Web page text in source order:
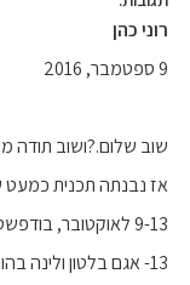
רוני כהן
9 ספטמבר, 2016
שוב שלום.?ושוב תודה
אז נבנתה תכנית כמעט
9-13 לאוקטובר, בודפשט כולל כיפור בקהילה היהודית.
13- אגם בלטון ולינה בהוויז כולל בילוי במרחצאות בערב.